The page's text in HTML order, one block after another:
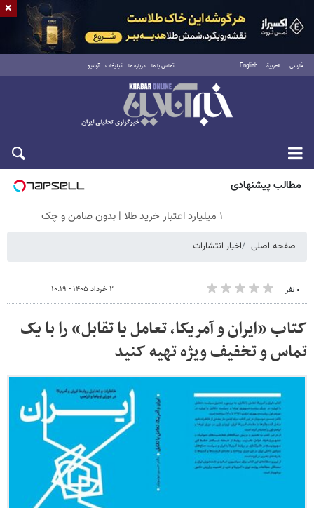
فارسی العربية English تماس با ما درباره ما تبلیغات آرشیو
شنبه ۱۷ مرداد ۱۴۰۵
مطالب پیشنهادی
۱ میلیارد اعتبار خرید طلا | بدون ضامن و چک
صفحه اصلی اخبار انتشارات
۰ نفر ۲ خرداد ۱۴۰۵ - ۱۰:۱۹
کتاب «ایران و آمریکا، تعامل یا تقابل» را با یک
تماس و تخفیف ویژه تهیه کنید
×